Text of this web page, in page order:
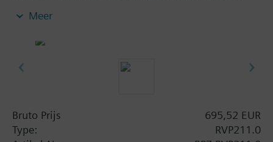
eindklant door eenvoudige bediening.
Tapwater functies
Opslag vat wordt opgeladen via laadpomp:
Absolute prioriteit: Verwarmingscircuit hoofdpomp
Meer
Bruto Prijs
695,52 EUR
Type:
RVP211.0